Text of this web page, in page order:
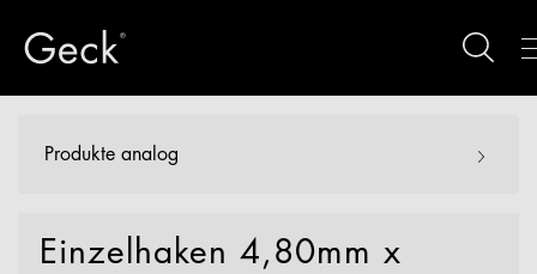
Produkte analog
Einzelhaken 4,80mm x